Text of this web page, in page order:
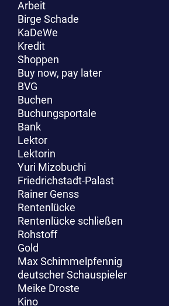
Arbeit
Birge Schade
KaDeWe
Kredit
Shoppen
Buy now, pay later
BVG
Buchen
Buchungsportale
Bank
Lektor
Lektorin
Yuri Mizobuchi
Friedrichstadt-Palast
Rainer Genss
Rentenlücke
Rentenlücke schließen
Rohstoff
Gold
Max Schimmelpfennig
deutscher Schauspieler
Meike Droste
Kino